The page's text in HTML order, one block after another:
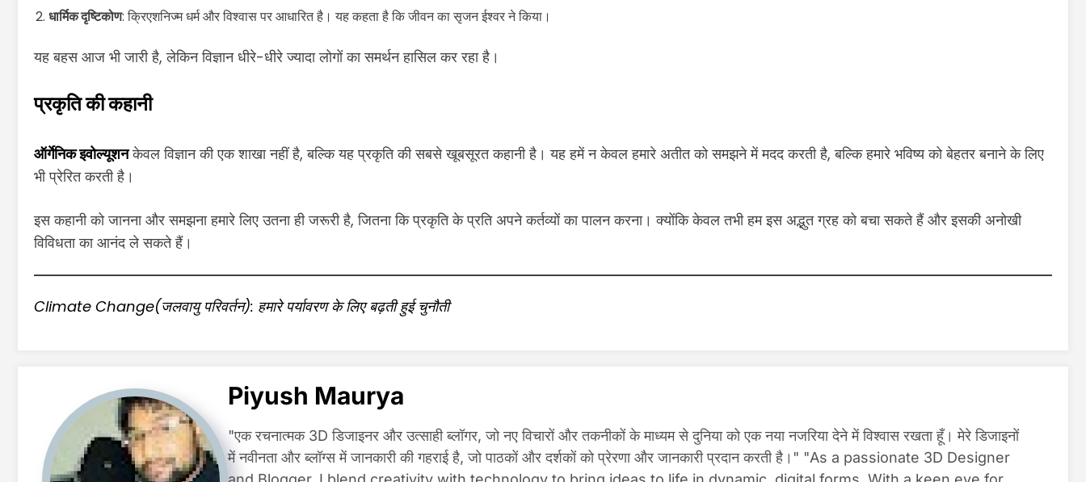
धार्मिक दृष्टिकोण: क्रिएशनिज्म धर्म और विश्वास पर आधारित है। यह कहता है कि जीवन का सृजन ईश्वर ने किया।
यह बहस आज भी जारी है, लेकिन विज्ञान धीरे-धीरे ज्यादा लोगों का समर्थन हासिल कर रहा है।
प्रकृति की कहानी
ऑर्गेनिक इवोल्यूशनकेवल विज्ञान की एक शाखा नहीं है, बल्कि यह प्रकृति की सबसे खूबसूरत कहानी है। यह हमें न केवल हमारे अतीत को समझने में मदद करती है, बल्कि हमारे भविष्य को बेहतर बनाने के लिए
भी प्रेरित करती है।
इस कहानी को जानना और समझना हमारे लिए उतना ही जरूरी है, जितना कि प्रकृति के प्रति अपने कर्तव्यों का पालन करना। क्योंकि केवल तभी हम इस अद्भुत ग्रह को बचा सकते हैं और इसकी अनोखी
विविधता का आनंद ले सकते हैं।
Climate Change(जलवायु परिवर्तन): हमारे पर्यावरण के लिए बढ़ती हुई चुनौती
Piyush Maurya
"एक रचनात्मक 3D डिजाइनर और उत्साही ब्लॉगर, जो नए विचारों और तकनीकों के माध्यम से दुनिया को एक नया नजरिया देने में विश्वास रखता हूँ। मेरे डिजाइनों
में नवीनता और ब्लॉग्स में जानकारी की गहराई है, जो पाठकों और दर्शकों को प्रेरणा और जानकारी प्रदान करती है।" "As a passionate 3D Designer